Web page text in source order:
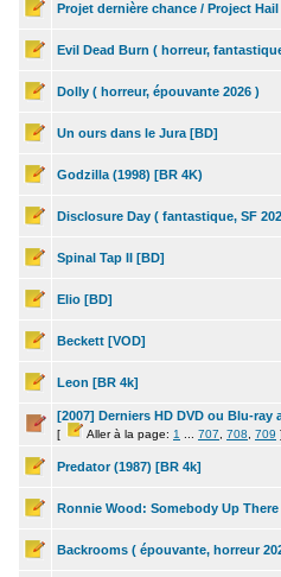
Projet dernière chance / Project Hail
Evil Dead Burn ( horreur,
Dolly ( horreur, épouvante 2026 )
Un ours dans le Jura [BD]
Godzilla (1998) [BR 4K)
Disclosure Day ( fantastique, SF
Spinal Tap II [BD]
Elio [BD]
Beckett [VOD]
Leon [BR 4k]
[2007] Derniers HD DVD ou Blu-ray
[ Aller à la page: 1 707 708 709 ]
Predator (1987) [BR 4k]
Ronnie Wood: Somebody Up There
Backrooms ( épouvante, horreur